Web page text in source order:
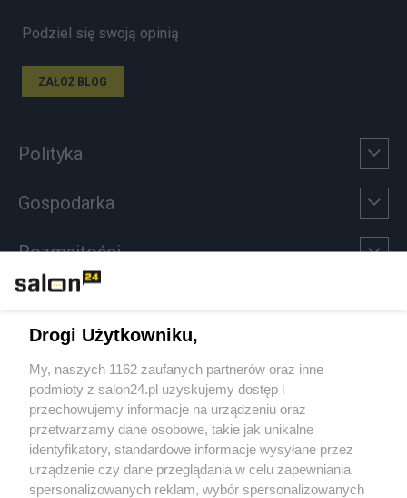
Podziel się swoją opinią
ZAŁÓŻ BLOG
Polityka
Gospodarka
Rozmaitości
Sport
Społeczeństwo
Kultura
Drogi Użytkowniku,
My, naszych 1162 zaufanych partnerów oraz inne
podmioty z salon24.pl uzyskujemy dostęp i
przechowujemy informacje na urządzeniu oraz
przetwarzamy dane osobowe, takie jak unikalne
identyfikatory, standardowe informacje wysyłane przez
urządzenie czy dane przeglądania w celu zapewniania
spersonalizowanych reklam, wybór spersonalizowanych